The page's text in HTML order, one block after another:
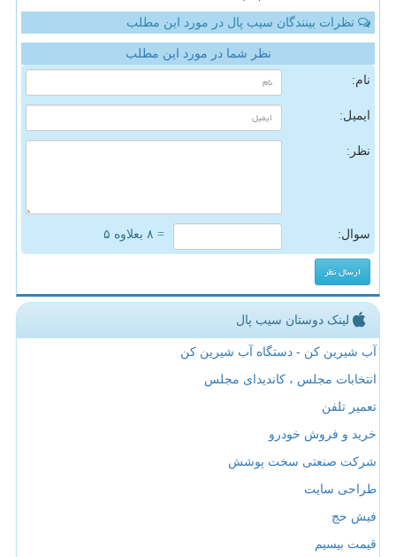
نظرات بینندگان سیب پال در مورد این مطلب
نظر شما در مورد این مطلب
نام:
ایمیل:
نظر:
سوال: = ۸ بعلاوه ۵
لینک دوستان سیب پال
آب شیرین کن - دستگاه آب شیرین کن
انتخابات مجلس ، کاندیدای مجلس
تعمیر تلفن
خرید و فروش خودرو
شرکت صنعتی سخت پوشش
طراحی سایت
فیش حج
قیمت بیسیم